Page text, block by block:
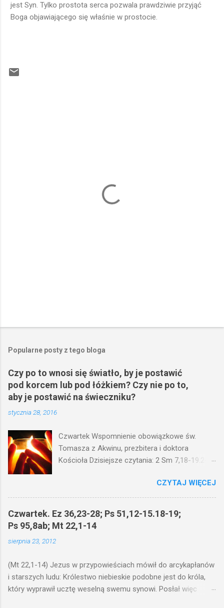
jest Syn. Tylko prostota serca pozwala prawdziwie przyjąć
Boga objawiającego się właśnie w prostocie.
Popularne posty z tego bloga
Czy po to wnosi się światło, by je postawić
pod korcem lub pod łóżkiem? Czy nie po to,
aby je postawić na świeczniku?
stycznia 28, 2016
Czwartek Wspomnienie obowiązkowe św.
Tomasza z Akwinu, prezbitera i doktora
Kościoła Dzisiejsze czytania: 2 Sm 7,18-19.24-
(Mk 4,21-25) Jezus mówił ludowi: Czy po to
wnosi się światło, by je postawić pod korcem
lub pod łóżkiem? Czy nie po to, aby je postawić
na świeczniku? Nie ma bowiem nic ukrytego, co
by nie miało wyjść na jaw. Kto ma uszy do
wy mierzycie, odmierzą wam i jeszcze wam
dołożą. Bo kto ma, temu będzie dane; a kto nie
ma, pozbawią go i tego, co ma. W dzisiejszym
CZYTAJ WIĘCEJ
Czwartek. Ez 36,23-28; Ps 51,12-15.18-19;
Ps 95,8ab; Mt 22,1-14
sierpnia 23, 2012
(Mt 22,1-14) Jezus w przypowieściach mówił do arcykapłanów
i starszych ludu: Królestwo niebieskie podobne jest do króla,
który wyprawił ucztę weselną swemu synowi. Posłał więc